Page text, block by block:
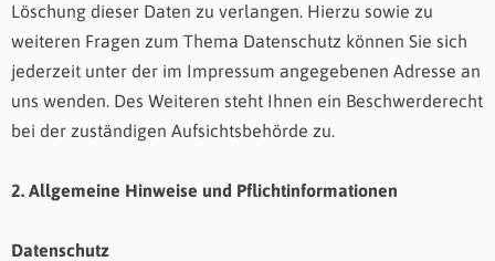
Löschung dieser Daten zu verlangen. Hierzu sowie zu
weiteren Fragen zum Thema Datenschutz können Sie sich
jederzeit unter der im Impressum angegebenen Adresse an
uns wenden. Des Weiteren steht Ihnen ein Beschwerderecht
bei der zuständigen Aufsichtsbehörde zu.
2. Allgemeine Hinweise und Pflichtinformationen
Datenschutz